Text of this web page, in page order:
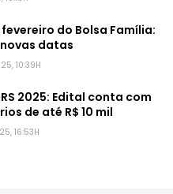
do Bolsa Família:
datas
10:39H
2025: Edital conta com
de até R$ 10 mil
16:53H